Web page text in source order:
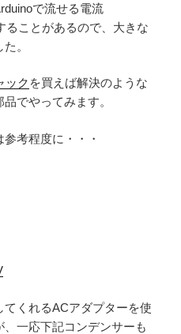
で流せる電流
ることがあるので、大きな
。
ック を買えば解決のような
でやってみます。
考程度に・・・
くれるACアダプターを使
一応下記コンデンサーも